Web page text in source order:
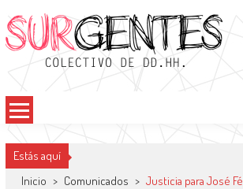
Estás aquí
Inicio > Comunicados > Justicia para José